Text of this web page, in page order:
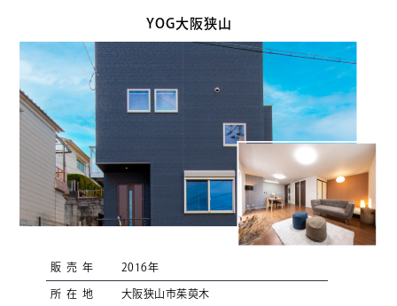
YOG大阪狭山
販売年 2016年
所在地 大阪狭山市茱萸木